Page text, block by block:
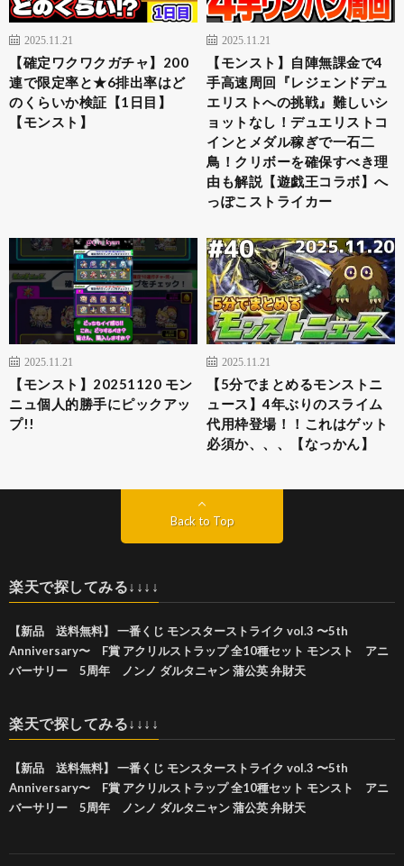
2025.11.21
【確定ワクワクガチャ】200
連で限定率と★6排出率はど
のくらいか検証【1日目】
【モンスト】
2025.11.21
【モンスト】自陣無課金で4
手高速周回『レジェンドデュ
エリストへの挑戦』難しいシ
ョットなし！デュエリストコ
インとメダル稼ぎで一石二
鳥！クリボーを確保すべき理
由も解説【遊戯王コラボ】へ
っぽこストライカー
2025.11.21
【モンスト】20251120 モン
ニュ個人的勝手にピックアッ
プ!!
2025.11.21
【5分でまとめるモンストニ
ュース】4年ぶりのスライム
代用枠登場！！これはゲット
必須か、、、【なっかん】
Back to Top
楽天で探してみる↓↓↓↓
【新品 送料無料】 一番くじ モンスターストライク vol.3 〜5th
Anniversary〜 F賞 アクリルストラップ 全10種セット モンスト アニ
バーサリー 5周年 ノンノ ダルタニャン 蒲公英 弁財天
楽天で探してみる↓↓↓↓
【新品 送料無料】 一番くじ モンスターストライク vol.3 〜5th
Anniversary〜 F賞 アクリルストラップ 全10種セット モンスト アニ
バーサリー 5周年 ノンノ ダルタニャン 蒲公英 弁財天